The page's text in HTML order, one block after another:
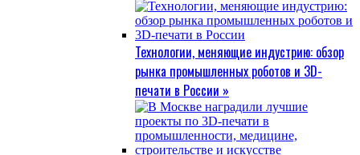
Технологии, меняющие индустрию: обзор
рынка промышленных роботов и 3D-
печати в России »